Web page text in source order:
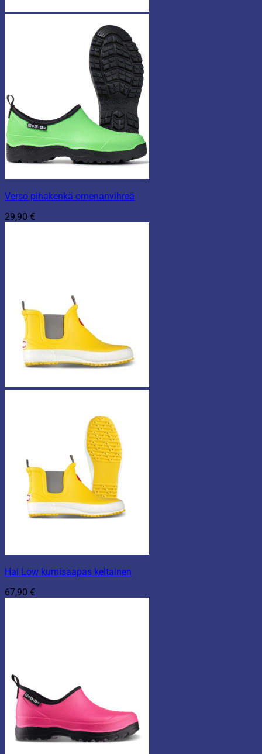
Verso pihakenkä omenanvihreä
29,90 €
Hai Low kumisaapas keltainen
67,90 €